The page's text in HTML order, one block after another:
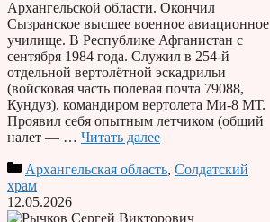
Архангельской области. Окончил
Сызранское высшее военное авиационное
училище. В Республике Афганистан с
сентября 1984 года. Служил в 254-й
отдельной вертолётной эскадрильи
(войсковая часть полевая почта 79088,
Кундуз), командиром вертолета Ми-8 МТ.
Проявил себя опытным летчиком (общий
налет — … Читать далее
Архангельская область, Солдатский
храм
12.05.2026